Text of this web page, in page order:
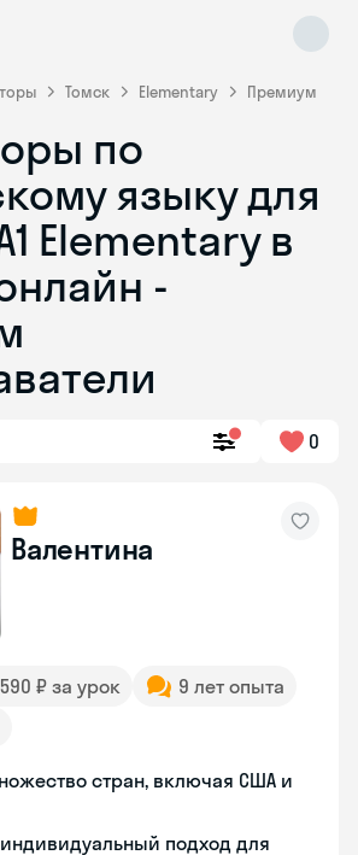
Томск Elementary Премиум
по
языку для
Elementary в
-
0
Валентина
₽ за урок
9 лет опыта
стран, включая США и
индивидуальный подход для